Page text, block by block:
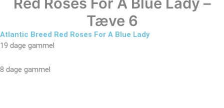
Tæve 6
Atlantic Breed Red Roses For A Blue Lady
19 dage gammel
8 dage gammel